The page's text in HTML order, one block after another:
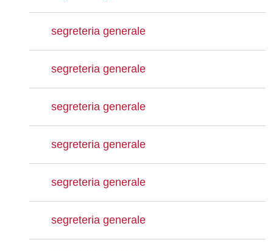
segreteria generale
segreteria generale
segreteria generale
segreteria generale
segreteria generale
segreteria generale